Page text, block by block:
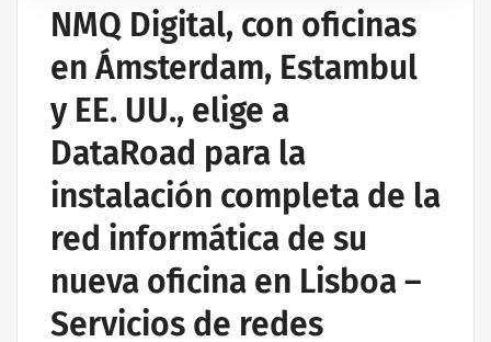
PARA EMPRESAS
EMPRESA DE ASISTENCIA INFORMÁTICA | SERVICIOS
INFORMÁTICOS
INSTALACIÓN DEL CABLEADO DE RED
INSTALACIÓN DE REDES INALÁMBRICAS PARA EMPRESAS
INSTALACIÓN DE REDES INFORMÁTICAS INALÁMBRICAS
RED INFORMÁTICA ESTRUCTURADA
NMQ Digital, con oficinas
en Ámsterdam, Estambul
y EE. UU., elige a
DataRoad para la
instalación completa de la
red informática de su
nueva oficina en Lisboa –
Servicios de redes